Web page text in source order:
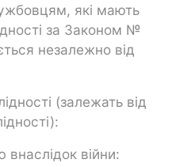
які мають
за Законом №
незалежно від
(залежать від
внаслідок війни: